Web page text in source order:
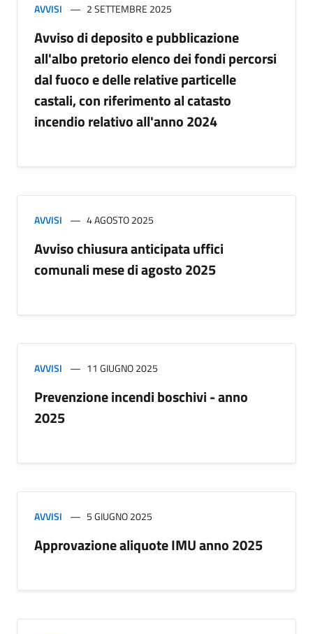
AVVISI 2 SETTEMBRE 2025
Avviso di deposito e pubblicazione
all'albo pretorio elenco dei fondi percorsi
dal fuoco e delle relative particelle
castali, con riferimento al catasto
incendio relativo all'anno 2024
AVVISI 4 AGOSTO 2025
Avviso chiusura anticipata uffici
comunali mese di agosto 2025
AVVISI 11 GIUGNO 2025
Prevenzione incendi boschivi - anno
2025
AVVISI 5 GIUGNO 2025
Approvazione aliquote IMU anno 2025